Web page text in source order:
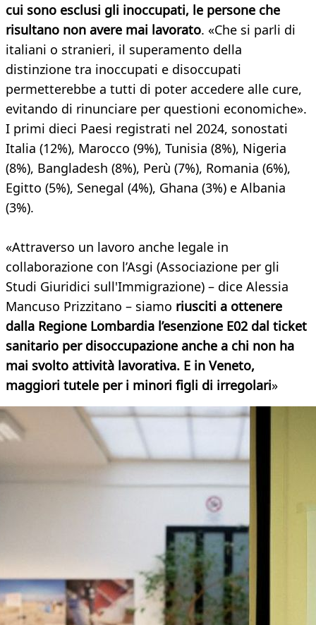
cui sono esclusi gli inoccupati, le persone che
risultano non avere mai lavorato. «Che si parli di
italiani o stranieri, il superamento della
distinzione tra inoccupati e disoccupati
permetterebbe a tutti di poter accedere alle cure,
evitando di rinunciare per questioni economiche».
I primi dieci Paesi registrati nel 2024, sonostati
Italia (12%), Marocco (9%), Tunisia (8%), Nigeria
(8%), Bangladesh (8%), Perù (7%), Romania (6%),
Egitto (5%), Senegal (4%), Ghana (3%) e Albania
(3%).
«Attraverso un lavoro anche legale in
collaborazione con l’Asgi (Associazione per gli
Studi Giuridici sull'Immigrazione) – dice Alessia
Mancuso Prizzitano – siamo riusciti a ottenere
dalla Regione Lombardia l’esenzione E02 dal ticket
sanitario per disoccupazione anche a chi non ha
mai svolto attività lavorativa. E in Veneto,
maggiori tutele per i minori figli di irregolari»